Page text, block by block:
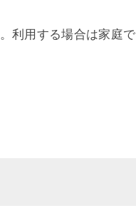
利用する場合は家庭で